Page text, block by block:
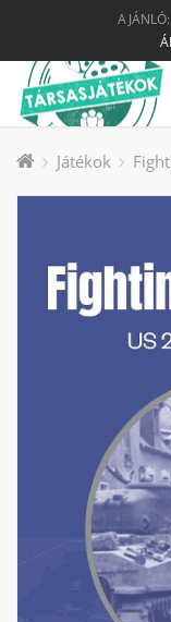
AJÁNLÓ:
Játékok